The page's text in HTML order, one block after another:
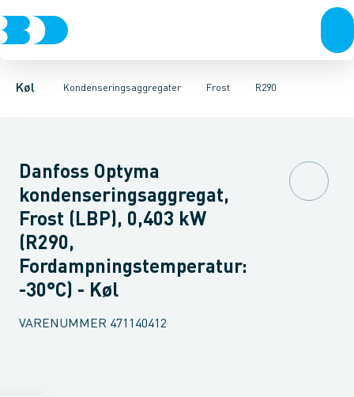
Køl Kondenseringsaggregater
KompressorerKondenseringsaggregater Fordampere
Frost
Frost Tilbehør & reservedele R290
HFC R290
Danfoss Optyma
kondenseringsaggregat,
Frost (LBP), 0,403 kW
(R290,
Fordampningstemperatur:
-30°C) - Køl
VARENUMMER 471140412